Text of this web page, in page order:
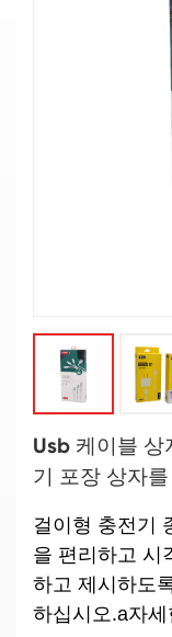
Usb 케이블 상
기 포장 상자
걸이형 충전기
을 편리하고 시
하고 제시하도
하십시오.a자